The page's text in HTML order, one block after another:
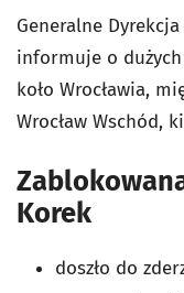
Generalne
informuje o
koło Wrocławia,
Wrocław Wschód,
Korek
doszło do